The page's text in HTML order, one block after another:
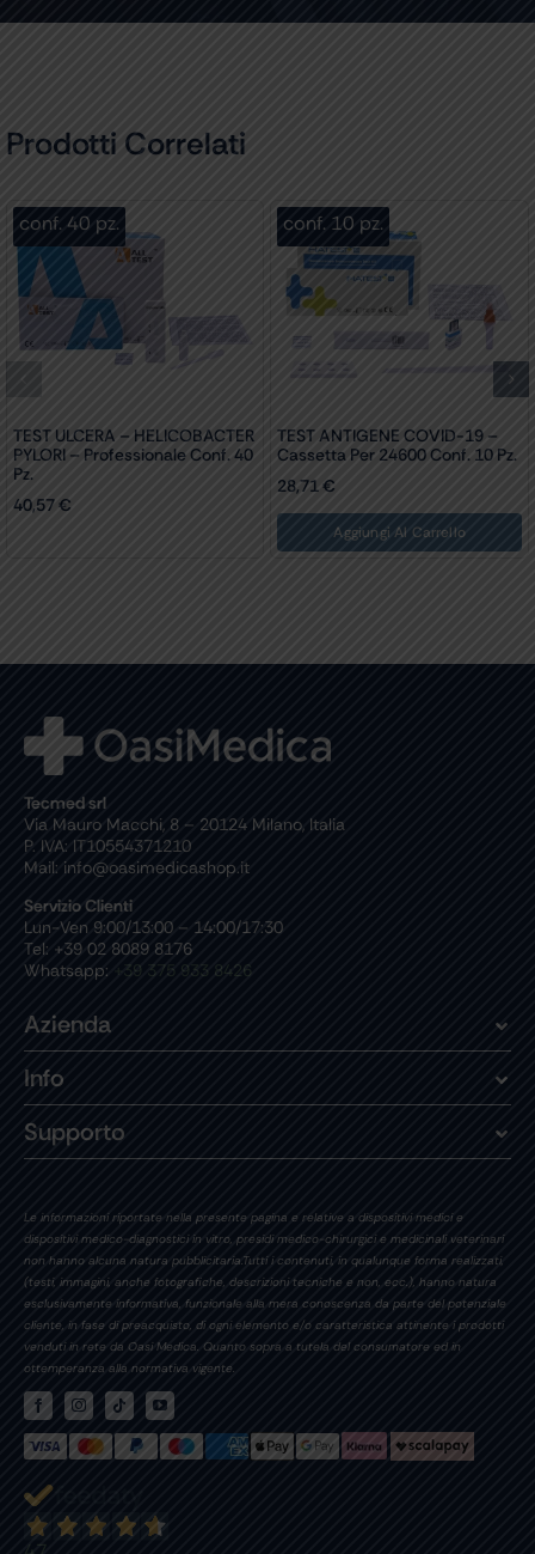
Prodotti Correlati
conf. 40 pz.
TEST ULCERA – HELICOBACTER
PYLORI – Professionale Conf. 40
Pz.
40,57€
conf. 10 pz.
TEST ANTIGENE COVID-19 –
Cassetta Per 24600 Conf. 10 Pz.
28,71€
Aggiungi Al Carrello
Tecmed srl
Via Mauro Macchi, 8 – 20124 Milano, Italia
P. IVA: IT10554371210
Mail: info@oasimedicashop.it
Servizio Clienti
Lun-Ven 9:00/13:00 – 14:00/17:30
Tel: +39 02 8089 8176
Whatsapp: +39 375 933 8426
Azienda
Info
Supporto
Le informazioni riportate nella presente pagina e relative a dispositivi medici e
dispositivi medico-diagnostici in vitro, presidi medico-chirurgici e medicinali veterinari
non hanno alcuna natura pubblicitaria.Tutti i contenuti, in qualunque forma realizzati,
(testi, immagini, anche fotografiche, descrizioni tecniche e non, ecc.), hanno natura
esclusivamente informativa, funzionale alla mera conoscenza da parte del potenziale
cliente, in fase di preacquisto, di ogni elemento e/o caratteristica attinente i prodotti
venduti in rete da Oasi Medica. Quanto sopra a tutela del consumatore ed in
ottemperanza alla normativa vigente.